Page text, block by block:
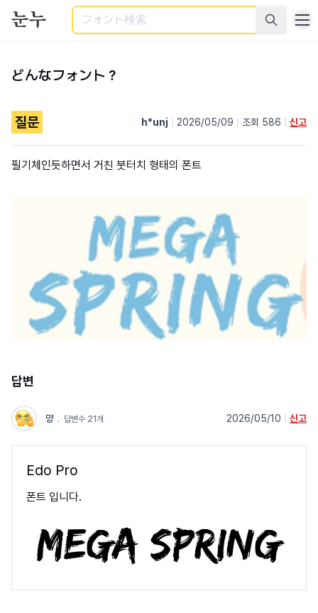
検索
どんなフォント？
질문 h*unj 2026/05/09 조회 586 신고
필기체인듯하면서 거친 붓터치 형태의 폰트
답변
먕 ﹒ 답변수 21개 2026/05/10 신고
Edo Pro
폰트 입니다.